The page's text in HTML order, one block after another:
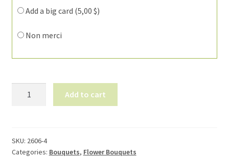
Add a big card (5,00 $)
Non merci
quantity
Add to cart
SKU: 2606-4
Categories: Bouquets, Flower Bouquets